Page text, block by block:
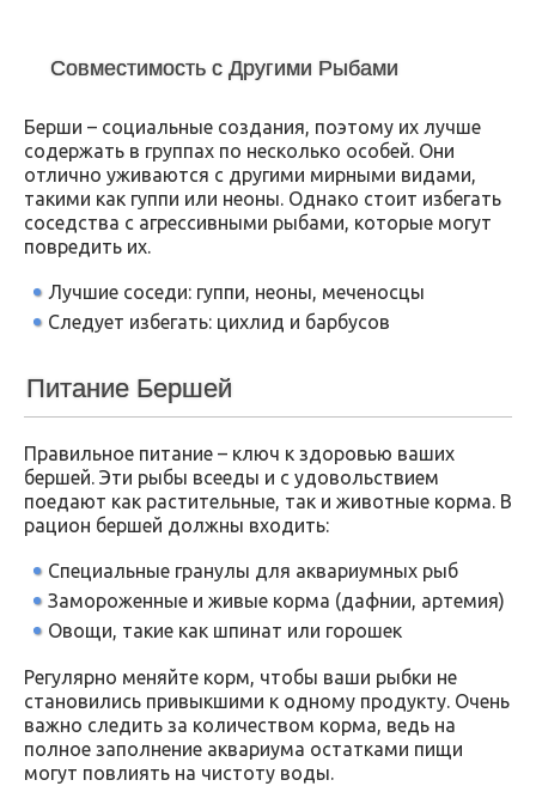
Совместимость с Другими Рыбами
Берши – социальные создания, поэтому их лучше
содержать в группах по несколько особей. Они
отлично уживаются с другими мирными видами,
такими как гуппи или неоны. Однако стоит избегать
соседства с агрессивными рыбами, которые могут
повредить их.
Лучшие соседи: гуппи, неоны, меченосцы
Следует избегать: цихлид и барбусов
Питание Бершей
Правильное питание – ключ к здоровью ваших
бершей. Эти рыбы всееды и с удовольствием
поедают как растительные, так и животные корма. В
рацион бершей должны входить:
Специальные гранулы для аквариумных рыб
Замороженные и живые корма (дафнии, артемия)
Овощи, такие как шпинат или горошек
Регулярно меняйте корм, чтобы ваши рыбки не
становились привыкшими к одному продукту. Очень
важно следить за количеством корма, ведь на
полное заполнение аквариума остатками пищи
могут повлиять на чистоту воды.